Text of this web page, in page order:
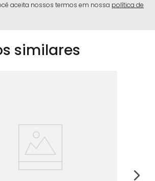
aceita nossos termos em nossa política de
similares